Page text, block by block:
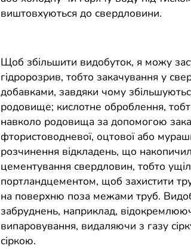
виштовхуються до свердловини.
Щоб збільшити видобуток, я можу
гідророзрив, тобто закачування у
добавками, завдяки чому
родовище; кислотне оброблення,
навколо родовища за допомогою
фтористоводневої, оцтової або
розчинення відкладень, що
цементування свердловин, тобто
портландцементом, щоб захистити
на поверхню поза межами труб.
забруднень, наприклад,
випаровування, видаляючи з газу
сіркою.